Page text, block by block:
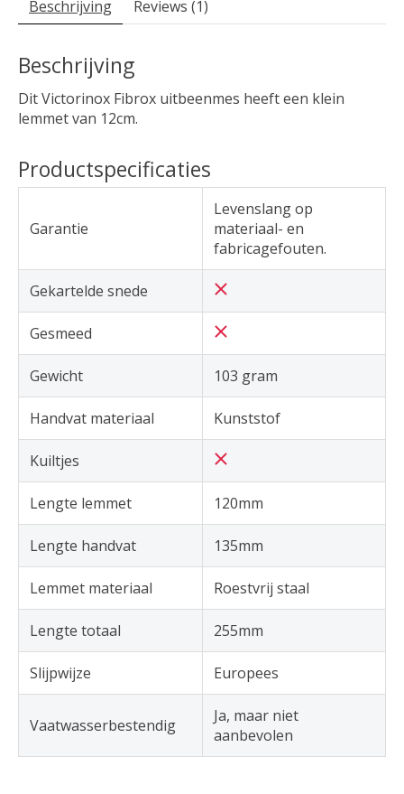
Beschrijving Reviews (1)
Beschrijving
Dit Victorinox Fibrox uitbeenmes heeft een klein
lemmet van 12cm.
Productspecificaties
Garantie
Levenslang op
materiaal- en
fabricagefouten.
Gekartelde snede
Gesmeed
Gewicht 103 gram
Handvat materiaal Kunststof
Kuiltjes
Lengte lemmet 120mm
Lengte handvat 135mm
Lemmet materiaal Roestvrij staal
Lengte totaal 255mm
Slijpwijze Europees
Vaatwasserbestendig
Ja, maar niet
aanbevolen